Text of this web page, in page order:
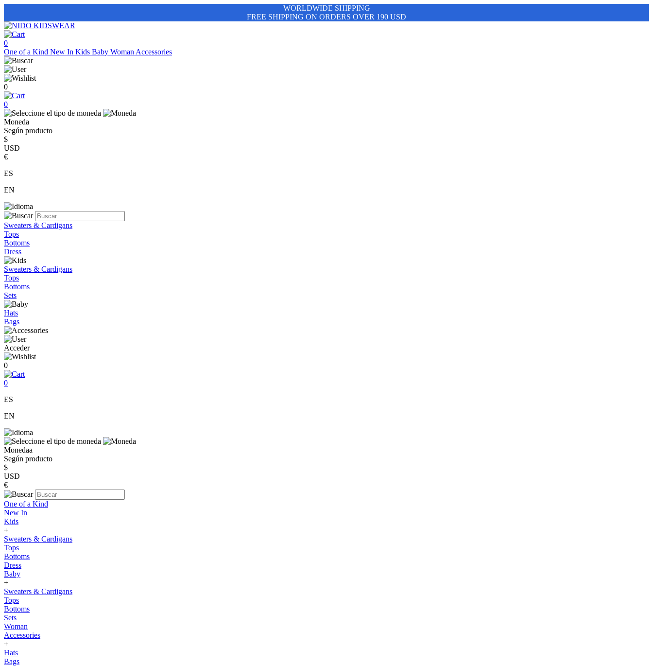
WORLDWIDE SHIPPING
FREE SHIPPING ON ORDERS OVER 190 USD
0
One of a Kind New In Kids Baby Woman Accessories
0
0
Moneda
Según producto
$
USD
€
ES
EN
Sweaters & Cardigans
Tops
Bottoms
Dress
Sweaters & Cardigans
Tops
Bottoms
Sets
Hats
Bags
Acceder
0
0
ES
EN
Monedaa
Según producto
$
USD
€
One of a Kind
New In
Kids
+
Sweaters & Cardigans
Tops
Bottoms
Dress
Baby
+
Sweaters & Cardigans
Tops
Bottoms
Sets
Woman
Accessories
+
Hats
Bags